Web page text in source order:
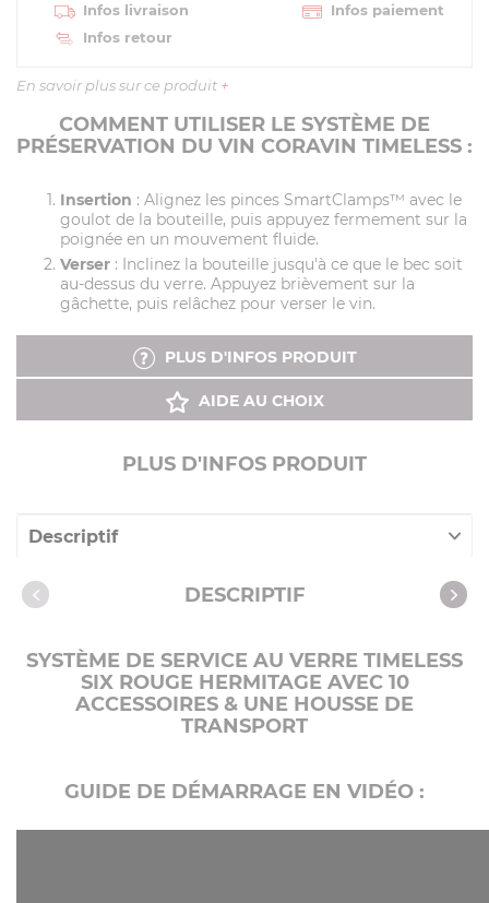
Infos livraison
Infos paiement
Infos retour
En savoir plus sur ce produit +
COMMENT UTILISER LE SYSTÈME DE
PRÉSERVATION DU VIN CORAVIN TIMELESS :
Insertion : Alignez les pinces SmartClamps™ avec le
goulot de la bouteille, puis appuyez fermement sur la
poignée en un mouvement fluide.
Verser : Inclinez la bouteille jusqu'à ce que le bec soit
au-dessus du verre. Appuyez brièvement sur la
gâchette, puis relâchez pour verser le vin.
PLUS D'INFOS PRODUIT
AIDE AU CHOIX
PLUS D'INFOS PRODUIT
Descriptif
Caractéristiques DESCRIPTIF
SYSTÈME DE SERVICE AU VERRE TIMELESS
SIX ROUGE HERMITAGE AVEC 10
ACCESSOIRES & UNE HOUSSE DE
TRANSPORT
GUIDE DE DÉMARRAGE EN VIDÉO :